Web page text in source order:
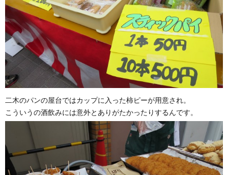
二木のパンの屋台ではカップに入った柿ピーが用意され。
こういうの酒飲みには意外とありがたかったりするんです。